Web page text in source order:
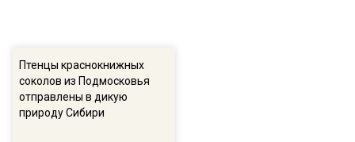
Птенцы краснокнижных
соколов из Подмосковья
отправлены в дикую
природу Сибири